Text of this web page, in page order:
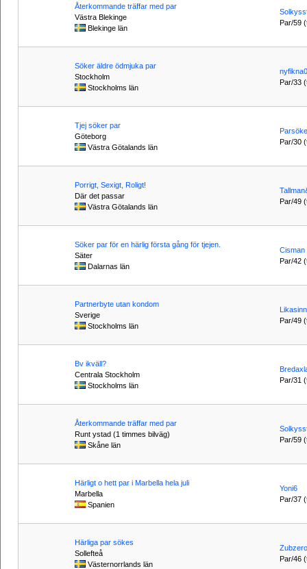
Återkommande träffar med par
Västra Blekinge
Blekinge län
Par/59
Söker äldre ödmjuka par
Stockholm
Stockholms län
Par/33
Tjej söker par
Göteborg
Västra Götalands län
Par/30
Porrigt, Sexigt, Roligt!
Där det passar
Västra Götalands län
Par/49
Söker par för en härlig första gång för tjejen.
Säter
Dalarnas län
Cisman
Par/42
Partnerbyte utan kondom
Sverige
Stockholms län
Par/49
Bv ikväll?
Centrala Stockholm
Stockholms län
Par/31
Återkommande träffar med par
Runt ystad (1 timmes bilväg)
Skåne län
Par/59
Härligt o hett par i Marbella hela juli
Marbella
Spanien
Yoni6
Par/37
Härliga par sökes
Sollefteå
Västernorrlands län
Zubzero
Par/46